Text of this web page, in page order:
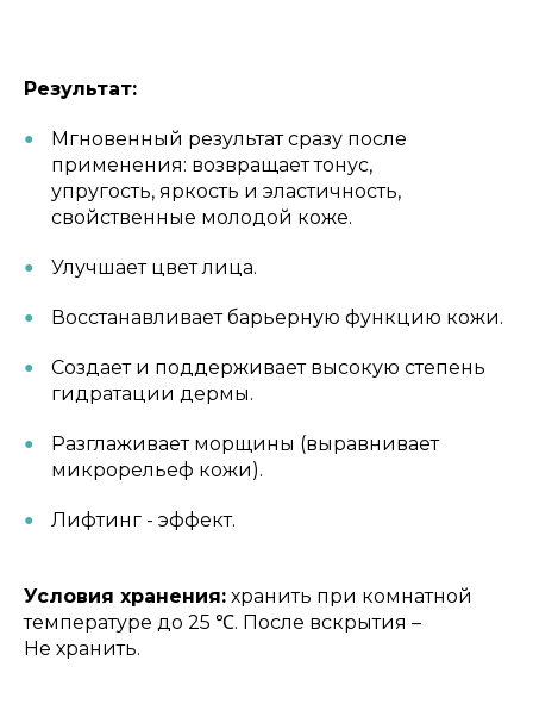
Результат:
Мгновенный результат сразу после
применения: возвращает тонус,
упругость, яркость и эластичность,
свойственные молодой коже.
Улучшает цвет лица.
Восстанавливает барьерную функцию кожи.
Создает и поддерживает высокую степень
гидратации дермы.
Разглаживает морщины (выравнивает
микрорельеф кожи).
Лифтинг - эффект.
Условия хранения: хранить при комнатной
температуре до 25 ℃. После вскрытия –
Не хранить.